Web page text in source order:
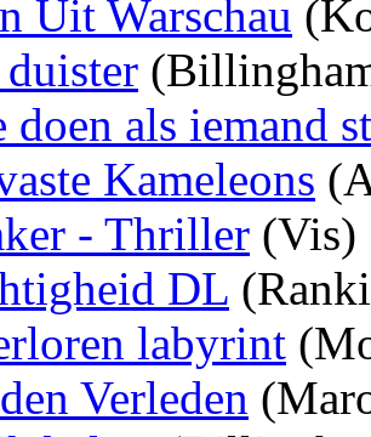
Uit Warschau
doen als iemand
Kameleons
- Thriller (Vis)
DL
labyrint
Verleden